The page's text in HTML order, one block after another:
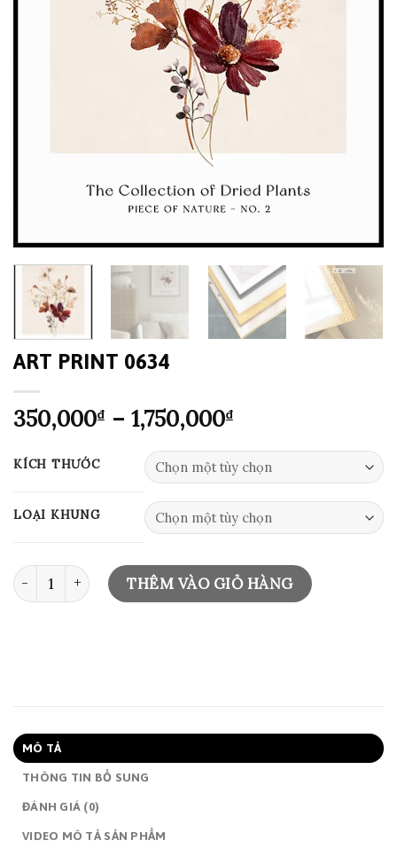
ART PRINT 0634
350,000₫ – 1,750,000₫
từ
350,000₫
đến
1,750,000₫
KÍCH THƯỚC
LOẠI KHUNG
ART PRINT 0634 số lượngTHÊM VÀO GIỎ HÀNG
MÔ TẢ
THÔNG TIN BỔ SUNG
ĐÁNH GIÁ (0)
VIDEO MÔ TẢ SẢN PHẨM